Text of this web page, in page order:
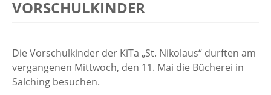
VORSCHULKINDER
Die Vorschulkinder der KiTa „St. Nikolaus“ durften am
vergangenen Mittwoch, den 11. Mai die Bücherei in
Salching besuchen.